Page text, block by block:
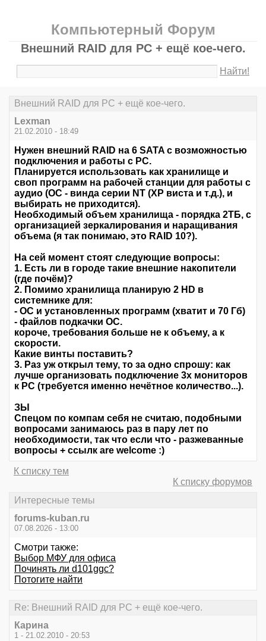
Компьютерный Форум
Внешний RAID для PC + ещё кое-чего.
Найти!
Внешний RAID для PC + ещё кое-чего.
Lexman
21.02.2010 - 18:49
Нужен внешний RAID на 6 SATA с возможностью
подключения и работы с РС.
Планируется использовать как хранилище и
своп программ на рабочей станции для работы с
аудио (ОС - винда серии NT (ХР виста и т.д.), и
выбирать не приходится).
Необходимый объем хранилища - порядка 2ТБ, с
организацией зеркалирования и наращивания
объема (я так понимаю, это RAID 10?).
На сей момент стоят следующие вопросы:
1. Есть ли в городе такие внешние накопители
(где почём)?
2. Помимо хранилища планирую 2 HD в
системнике для:
- ОС и установленных программ (хватит и 70 Гб)
- файлов подкачки ОС.
короче, требования больше не к объему, а к
скорости.
Какие винты поставить?
3. Раз уж открыл тему, то за одно спрошу: как
лучше организовать подключение 3х мониторов
к РС (требуется именно нечётное количество...).
ЗЫ
Спецом по компам себя не считаю, подобными
вопросами занимаюсь раз в пару лет по
необходимости, так что если что - разжеванные
вопросы + ссылк are welcome :)
К списку тем
К списку форумов
Интересные темы
forums-kuban.ru
07.08.2026 - 13:00
Смотри также:
Выбор МФУ для офиса
Починять ли d101ggc?
Потогите найти
Re: Внешний RAID для PC + ещё кое-чего.
Карина
1 - 21.02.2010 - 20:53